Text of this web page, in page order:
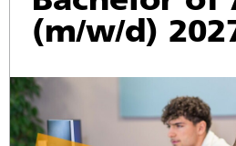
(m/w/d)